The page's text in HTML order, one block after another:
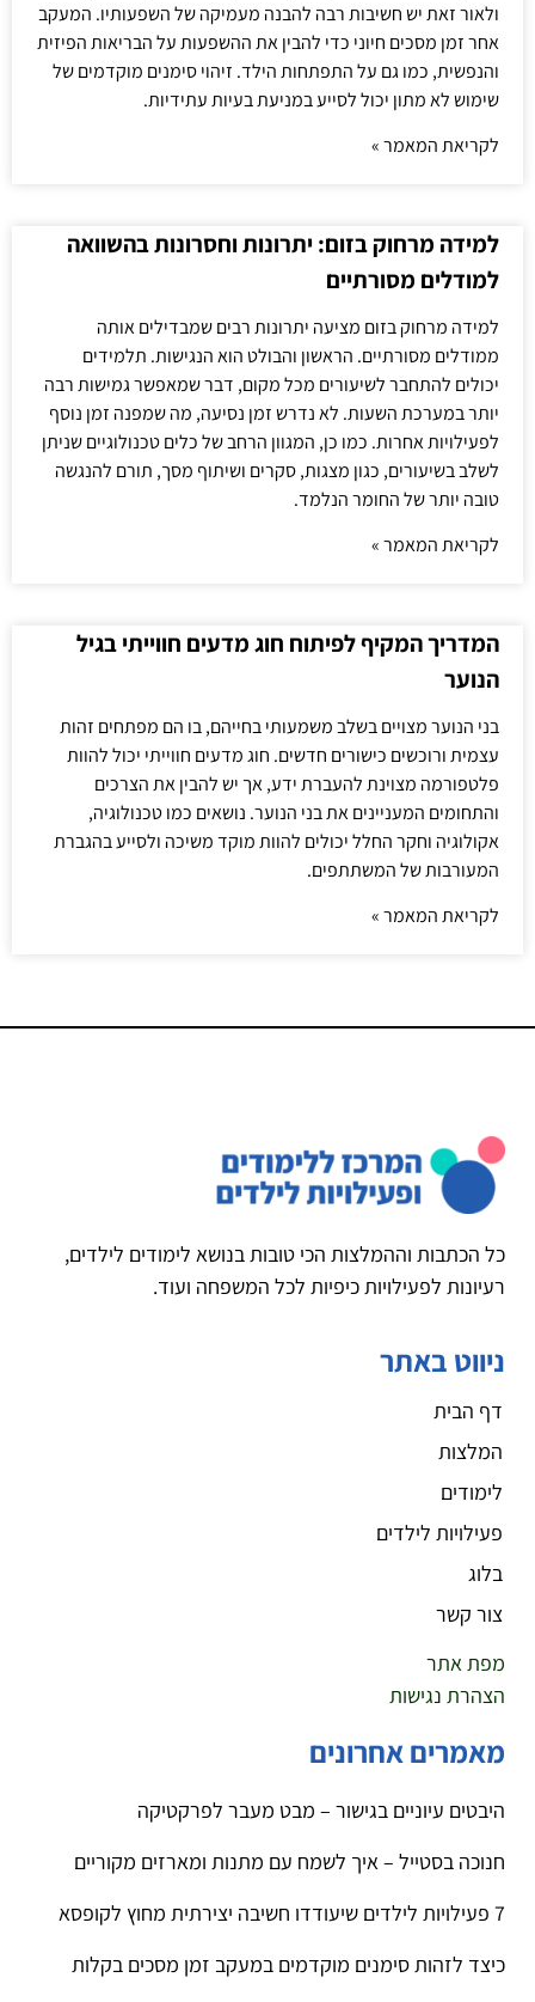
ולאור זאת יש חשיבות רבה להבנה מעמיקה של השפעותיו. המעקב
אחר זמן מסכים חיוני כדי להבין את ההשפעות על הבריאות הפיזית
והנפשית, כמו גם על התפתחות הילד. זיהוי סימנים מוקדמים של
שימוש לא מתון יכול לסייע במניעת בעיות עתידיות.
לקריאת המאמר »
למידה מרחוק בזום: יתרונות וחסרונות בהשוואה
למודלים מסורתיים
למידה מרחוק בזום מציעה יתרונות רבים שמבדילים אותה
ממודלים מסורתיים. הראשון והבולט הוא הנגישות. תלמידים
יכולים להתחבר לשיעורים מכל מקום, דבר שמאפשר גמישות רבה
יותר במערכת השעות. לא נדרש זמן נסיעה, מה שמפנה זמן נוסף
לפעילויות אחרות. כמו כן, המגוון הרחב של כלים טכנולוגיים שניתן
לשלב בשיעורים, כגון מצגות, סקרים ושיתוף מסך, תורם להנגשה
טובה יותר של החומר הנלמד.
לקריאת המאמר »
המדריך המקיף לפיתוח חוג מדעים חווייתי בגיל
הנוער
בני הנוער מצויים בשלב משמעותי בחייהם, בו הם מפתחים זהות
עצמית ורוכשים כישורים חדשים. חוג מדעים חווייתי יכול להוות
פלטפורמה מצוינת להעברת ידע, אך יש להבין את הצרכים
והתחומים המעניינים את בני הנוער. נושאים כמו טכנולוגיה,
אקולוגיה וחקר החלל יכולים להוות מוקד משיכה ולסייע בהגברת
המעורבות של המשתתפים.
לקריאת המאמר »
כל הכתבות וההמלצות הכי טובות בנושא לימודים לילדים,
רעיונות לפעילויות כיפיות לכל המשפחה ועוד.
ניווט באתר
דף הבית
המלצות
לימודים
פעילויות לילדים
בלוג
צור קשר
מפת אתר
הצהרת נגישות
מאמרים אחרונים
היבטים עיוניים בגישור – מבט מעבר לפרקטיקה
חנוכה בסטייל – איך לשמח עם מתנות ומארזים מקוריים
7 פעילויות לילדים שיעודדו חשיבה יצירתית מחוץ לקופסא
כיצד לזהות סימנים מוקדמים במעקב זמן מסכים בקלות